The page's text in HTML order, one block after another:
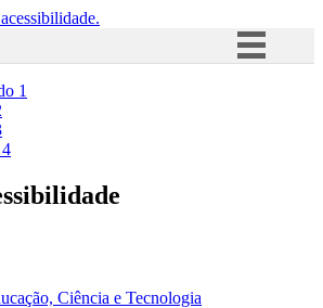
Acesso à informação
1
4
Ciência e Tecnologia